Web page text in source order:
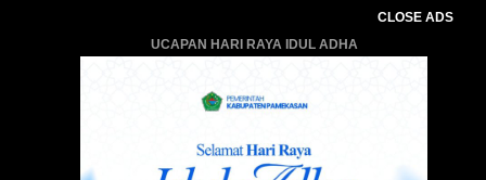
CLOSE ADS
UCAPAN HARI RAYA IDUL ADHA